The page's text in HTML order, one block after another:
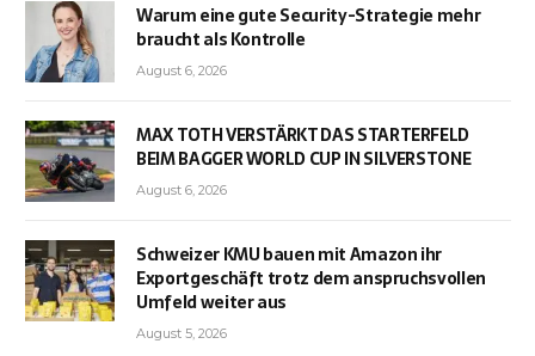
Warum eine gute Security-Strategie mehr
braucht als Kontrolle
August 6, 2026
MAX TOTH VERSTÄRKT DAS STARTERFELD
BEIM BAGGER WORLD CUP IN SILVERSTONE
August 6, 2026
Schweizer KMU bauen mit Amazon ihr
Exportgeschäft trotz dem anspruchsvollen
Umfeld weiter aus
August 5, 2026